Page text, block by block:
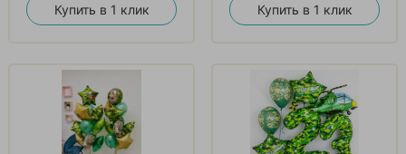
Купить в 1 клик Купить в 1 клик